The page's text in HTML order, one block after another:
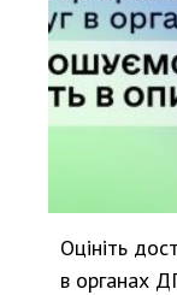
Оцініть
в органах